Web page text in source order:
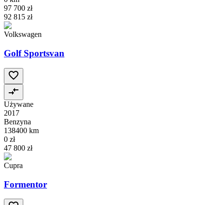
97 700 zł
92 815 zł
Volkswagen
Golf Sportsvan
Używane
2017
Benzyna
138400 km
0 zł
47 800 zł
Cupra
Formentor